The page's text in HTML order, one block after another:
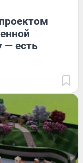
— есть